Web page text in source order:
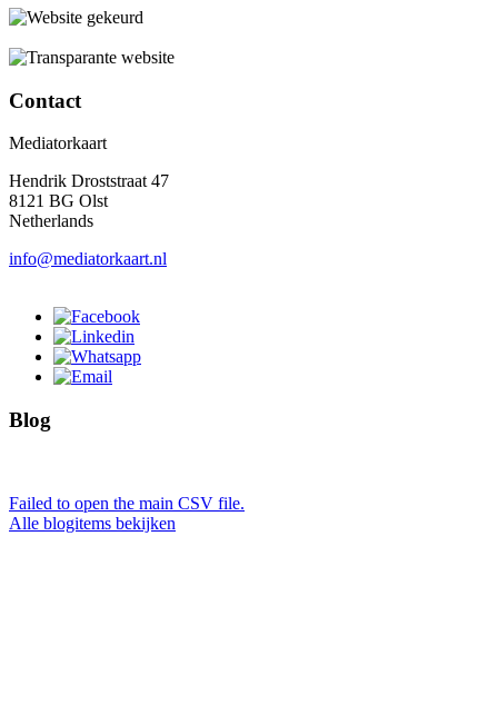
Contact
Mediatorkaart
Hendrik Droststraat 47
8121 BG Olst
Netherlands
info@mediatorkaart.nl
Blog
Failed to open the main CSV file.
Alle blogitems bekijken